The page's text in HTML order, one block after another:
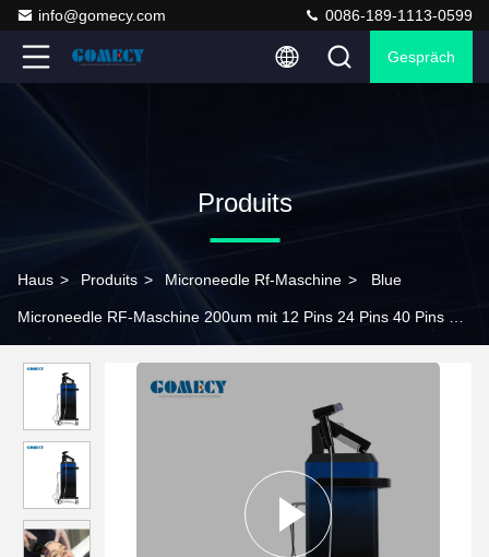
info@gomecy.com 0086-189-1113-0599
Gespräch
Produits
Haus > Produits > Microneedle Rf-Maschine > Blue
Microneedle RF-Maschine 200um mit 12 Pins 24 Pins 40 Pins Tip